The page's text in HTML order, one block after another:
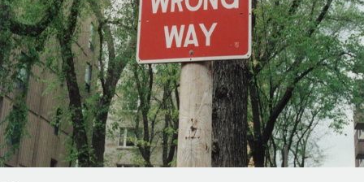
자를 직원처럼 대하면 회사가 그 근로자와 고용주-직원 관계를
맺을 의도가 전혀 없었다고 하더라도 결국 규제 기관에서는 그
근로자를 직원으로 볼 것입니다.
ByPedro Barros
게시글 보기